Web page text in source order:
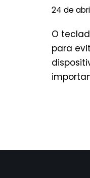
24 de
O
para